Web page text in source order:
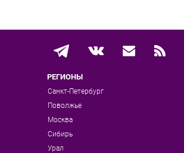
РЕГИОНЫ
Санкт-Петербург
Поволжье
Москва
Сибирь
Урал